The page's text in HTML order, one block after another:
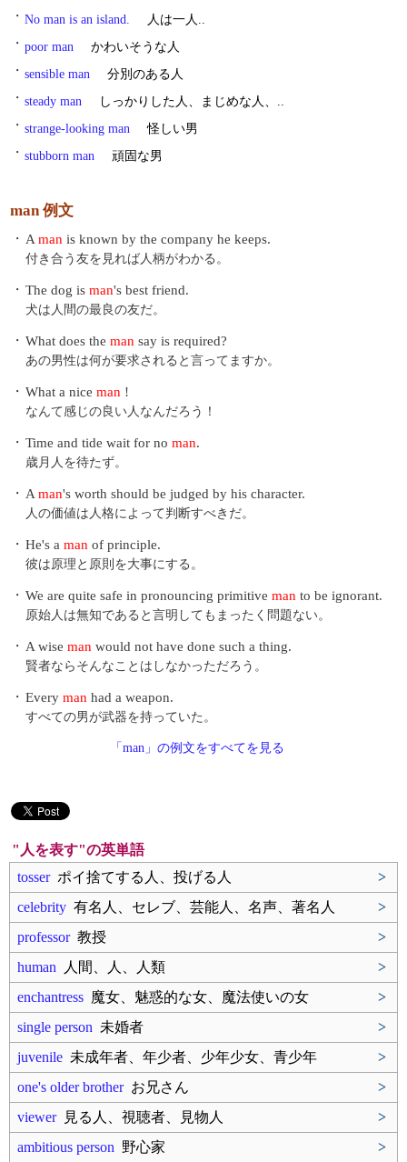
・ No man is an island.
人は一人..
・ poor man
かわいそうな人
・ sensible man
分別のある人
・ steady man
しっかりした人、まじめな人、..
・ strange-looking man
怪しい男
・ stubborn man 頑固な男
man 例文
・ A man is known by the company he keeps.
付き合う友を見れば人柄がわかる。
・ The dog is man's best friend.
犬は人間の最良の友だ。
・ What does the man say is required?
あの男性は何が要求されると言ってますか。
・ What a nice man !
なんて感じの良い人なんだろう！
・ Time and tide wait for no man.
歳月人を待たず。
・ A man's worth should be judged by his character.
人の価値は人格によって判断すべきだ。
・ He's a man of principle.
彼は原理と原則を大事にする。
・ We are quite safe in pronouncing primitive man to be ignorant.
原始人は無知であると言明してもまったく問題ない。
・ A wise man would not have done such a thing.
賢者ならそんなことはしなかっただろう。
・ Every man had a weapon.
すべての男が武器を持っていた。
「man」の例文をすべてを見る
"人を表す"の英単語
tosserポイ捨てする人、投げる人
>
celebrity 有名人、セレブ、芸能人、名声、著名人
>
professor教授
>
human 人間、人、人類
>
enchantress 魔女、魅惑的な女、魔法使いの女
>
single person 未婚者
>
juvenile 未成年者、年少者、少年少女、青少年
>
one's older brotherお兄さん
>
viewer見る人、視聴者、見物人
>
ambitious person 野心家 >